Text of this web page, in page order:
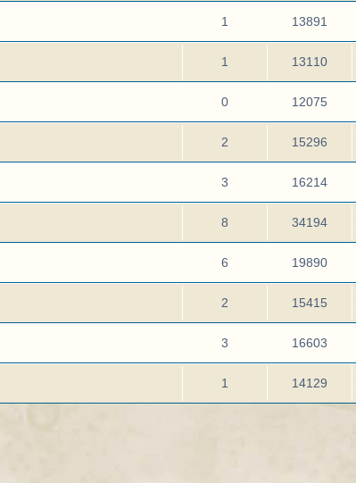
1 13891
1 13110
0 12075
2 15296
3 16214
8 34194
6 19890
2 15415
3 16603
1 14129